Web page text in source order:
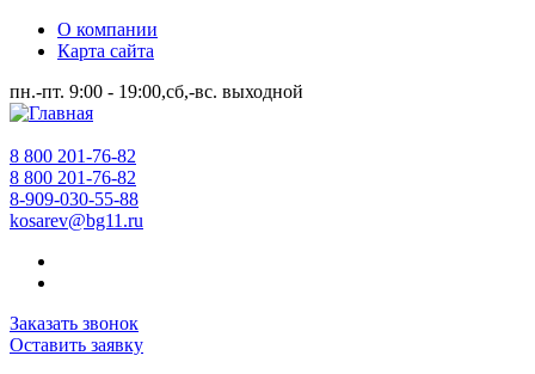
О компании
Карта сайта
пн.-пт. 9:00 - 19:00,сб,-вс. выходной
8 800 201-76-82
8 800 201-76-82
8-909-030-55-88
kosarev@bg11.ru
Заказать звонок
Оставить заявку